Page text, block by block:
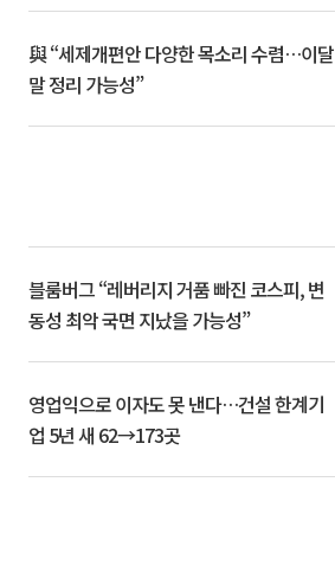
與 “세제개편안 다양한 목소리 수렴…이달
말 정리 가능성”
블룸버그 “레버리지 거품 빠진 코스피, 변
동성 최악 국면 지났을 가능성”
영업익으로 이자도 못 낸다…건설 한계기
업 5년 새 62→173곳